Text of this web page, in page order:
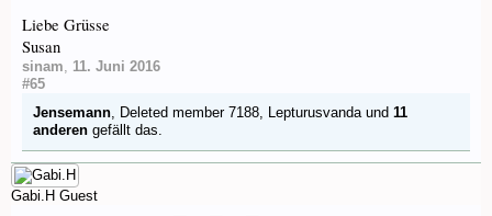
Liebe Grüsse
Susan
sinam, 11. Juni 2016
#65
Jensemann, Deleted member 7188, Lepturusvandaund 11
anderen gefällt das.
Gabi.H Guest